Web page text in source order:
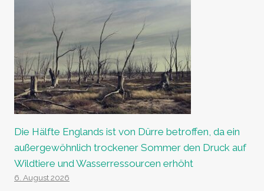
Die Hälfte Englands ist von Dürre betroffen, da ein
außergewöhnlich trockener Sommer den Druck auf
Wildtiere und Wasserressourcen erhöht
6. August 2026